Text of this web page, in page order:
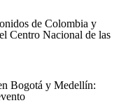
de Colombia y
Centro Nacional de las
Bogotá y Medellín: